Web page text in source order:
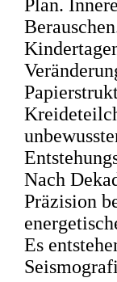
Plan.
Nach
Präzision
Es